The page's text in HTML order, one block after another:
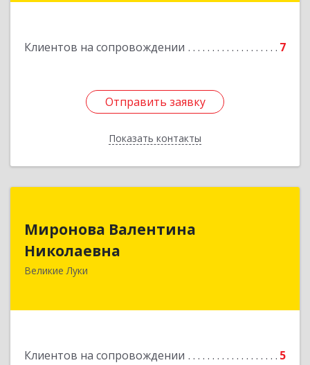
Клиентов на сопровождении 7
Отправить заявку
Показать контакты
Отправить заявку
Назад
Миронова Валентина
Николаевна
Великие Луки
Клиентов на сопровождении 5
Николаевна